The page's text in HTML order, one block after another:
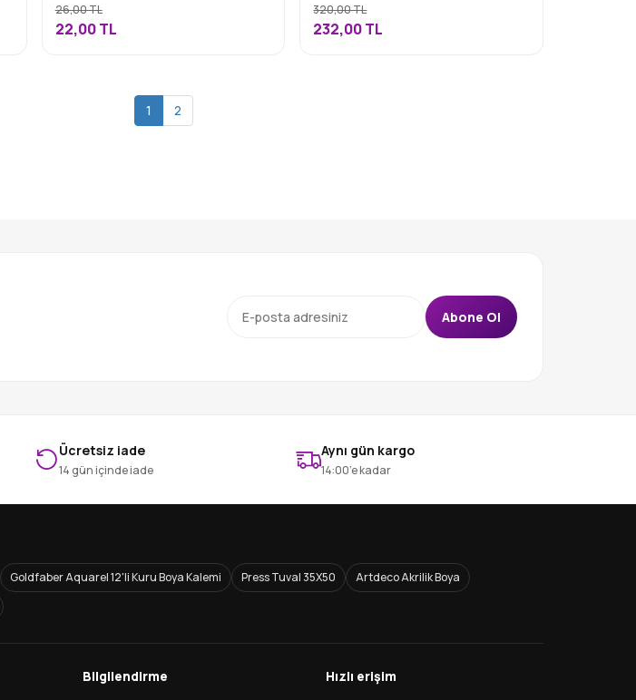
26,00 TL
22,00TL
320,00 TL
232,00TL
1 2
Abone Ol
Ücretsiz iade
14 gün içinde iade
Aynı gün kargo
14:00’e kadar
Goldfaber Aquarel 12'li Kuru Boya Kalemi Press Tuval 35X50
Artdeco Akrilik Boya
Bilgilendirme Hızlı erişim